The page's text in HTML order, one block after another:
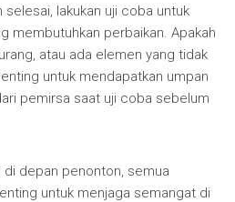
lakukan uji coba untuk
membutuhkan perbaikan. Apakah
atau ada elemen yang tidak
untuk mendapatkan umpan
pemirsa saat uji coba sebelum
depan penonton, semua
untuk menjaga semangat di